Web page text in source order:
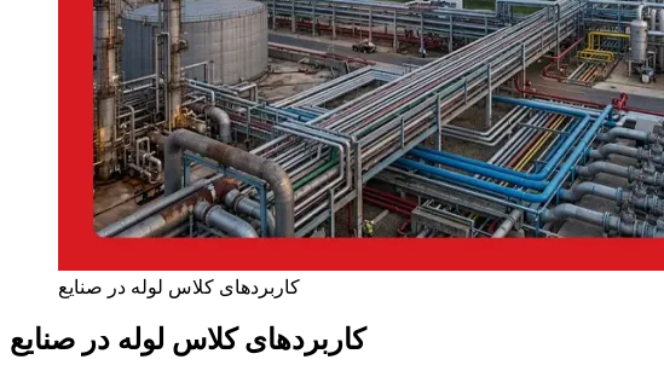
کاربردهای کلاس لوله در صنایع
کاربردهای کلاس لوله در صنایع